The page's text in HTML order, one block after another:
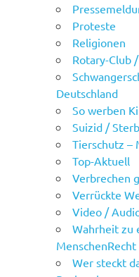
Proteste
Religionen
Rotary-Club
Deutschland
So werben
Suizid /
Tierschutz –
Top-Aktuell
Verbrechen
Verrückte
Video /
Wahrheit zu
MenschenRecht
Wer steckt